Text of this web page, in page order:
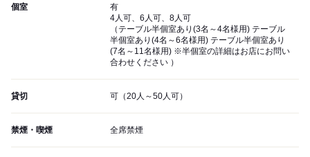
個室
有
4人可、6人可、8人可
（テーブル半個室あり(3名～4名様用) テーブル
半個室あり(4名～6名様用) テーブル半個室あり
(7名～11名様用) ※半個室の詳細はお店にお問い
合わせください ）
貸切 可（20人～50人可）
禁煙・喫煙 全席禁煙